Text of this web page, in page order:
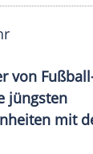
von
jüngsten
mit